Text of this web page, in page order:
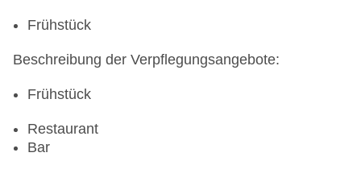
Frühstück
Beschreibung der Verpflegungsangebote:
Frühstück
Restaurant
Bar